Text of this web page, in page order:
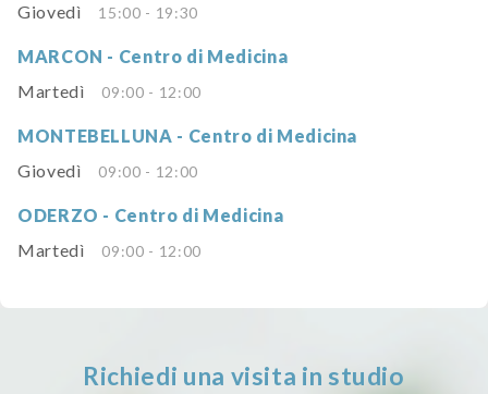
Giovedì
15:00 - 19:30
MARCON - Centro di Medicina
Martedì
09:00 - 12:00
MONTEBELLUNA - Centro di Medicina
Giovedì
09:00 - 12:00
ODERZO - Centro di Medicina
Martedì
09:00 - 12:00
Richiedi una visita in studio